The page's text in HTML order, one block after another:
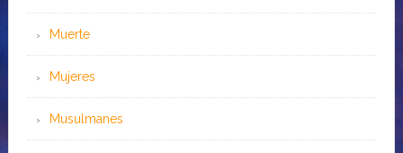
Muerte
Mujeres
Musulmanes